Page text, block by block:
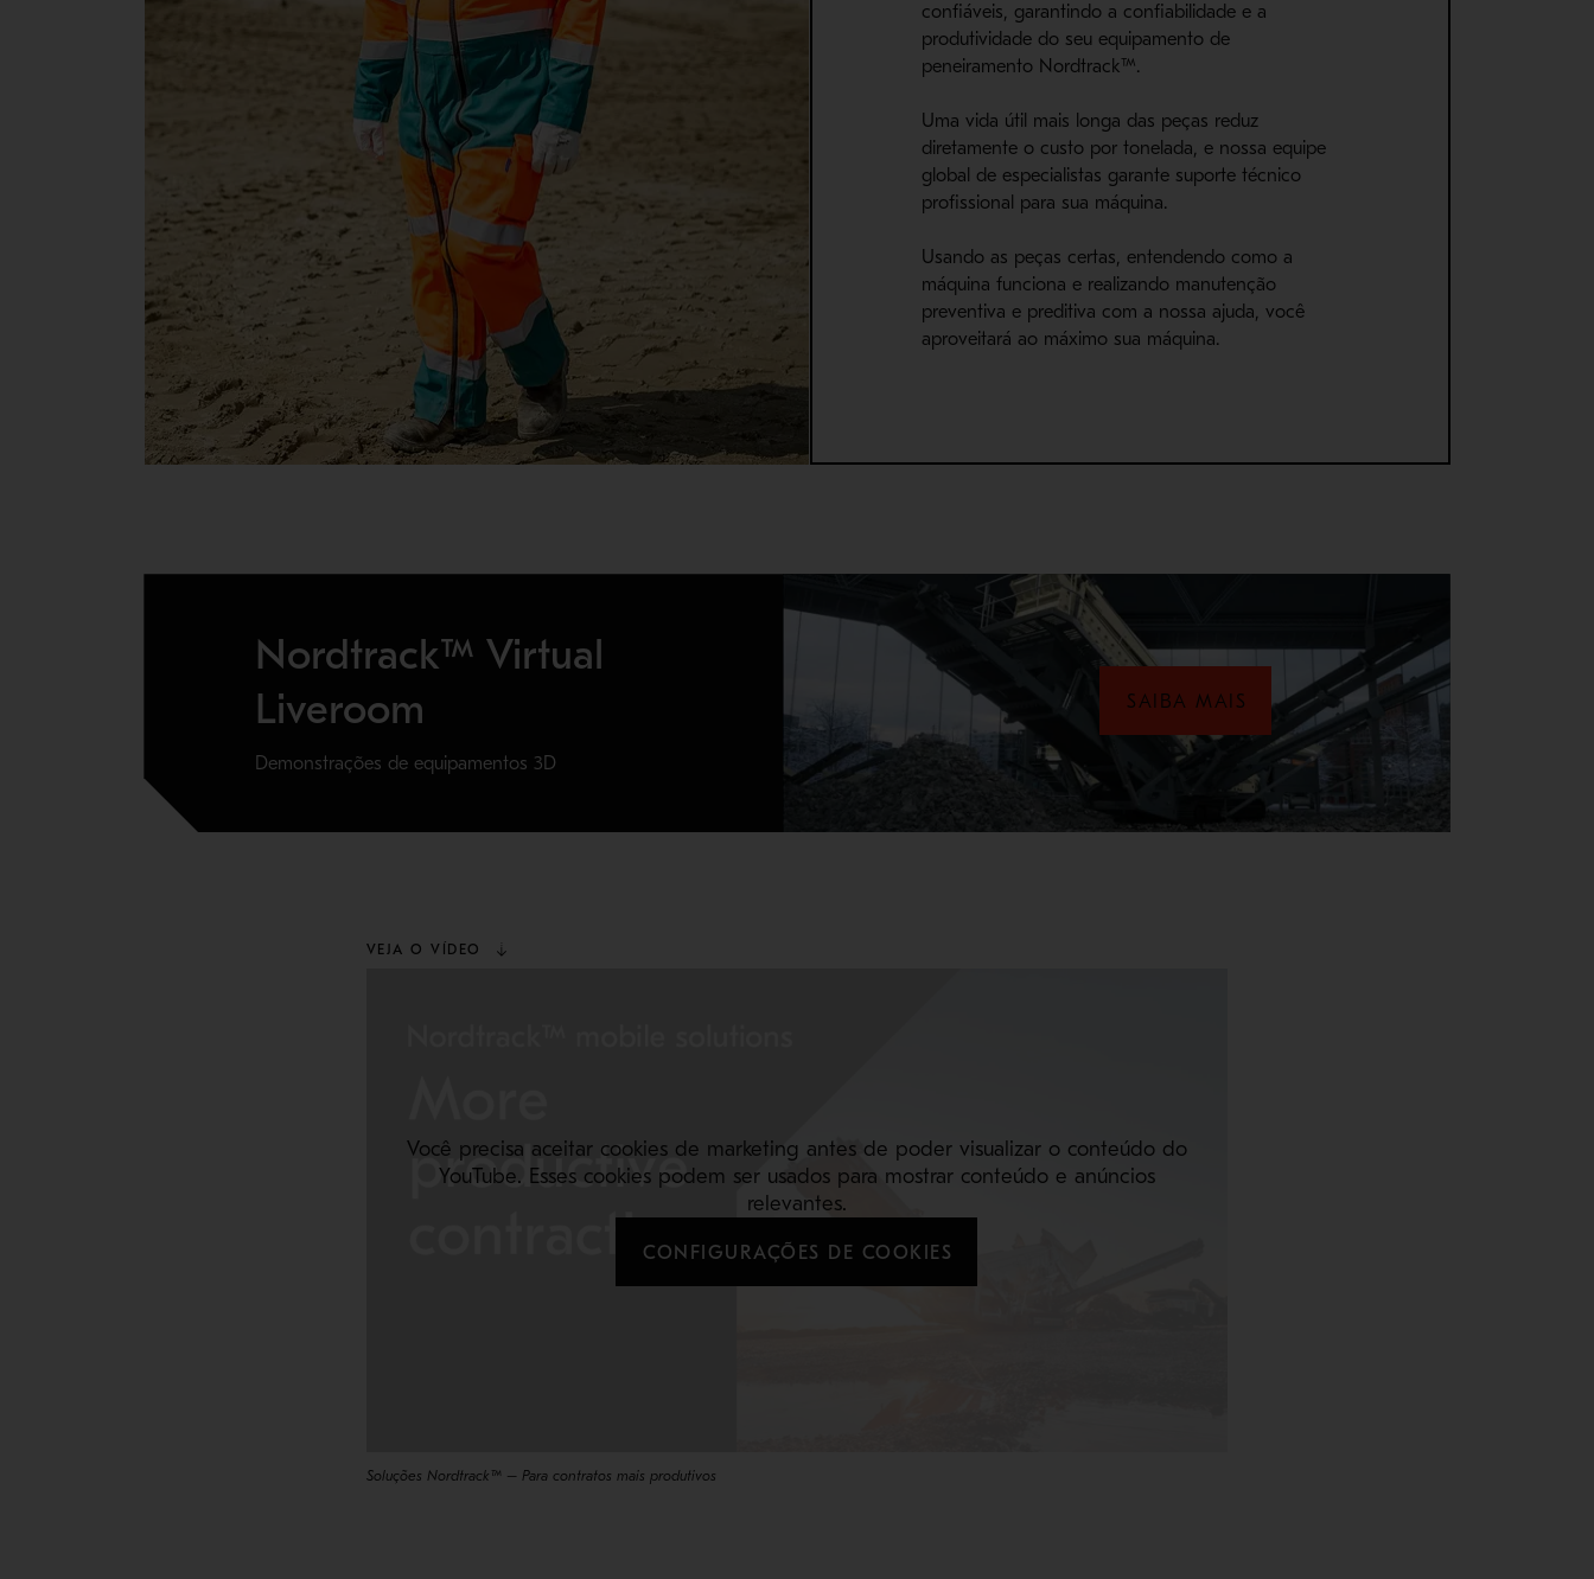
confiáveis, garantindo a confiabilidade e a
produtividade do seu equipamento de
peneiramento Nordtrack™.
Uma vida útil mais longa das peças reduz
diretamente o custo por tonelada, e nossa equipe
global de especialistas garante suporte técnico
profissional para sua máquina.
Usando as peças certas, entendendo como a
máquina funciona e realizando manutenção
preventiva e preditiva com a nossa ajuda, você
aproveitará ao máximo sua máquina.
Nordtrack™ Virtual
Liveroom
Demonstrações de equipamentos 3D
SAIBA MAIS
VEJA O VÍDEO
Você precisa aceitar cookies de marketing antes de poder visualizar o conteúdo do
YouTube. Esses cookies podem ser usados para mostrar conteúdo e anúncios
relevantes.
CONFIGURAÇÕES DE COOKIES
Soluções Nordtrack™ – Para contratos mais produtivos